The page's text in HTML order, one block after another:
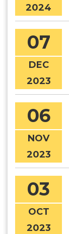
2024
07
DEC
2023
06
NOV
2023
03
OCT
2023